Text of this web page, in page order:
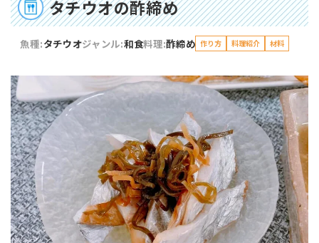
タチウオの酢締め
魚種:タチウオジャンル:和食料理:酢締め 作り方 料理紹介 材料